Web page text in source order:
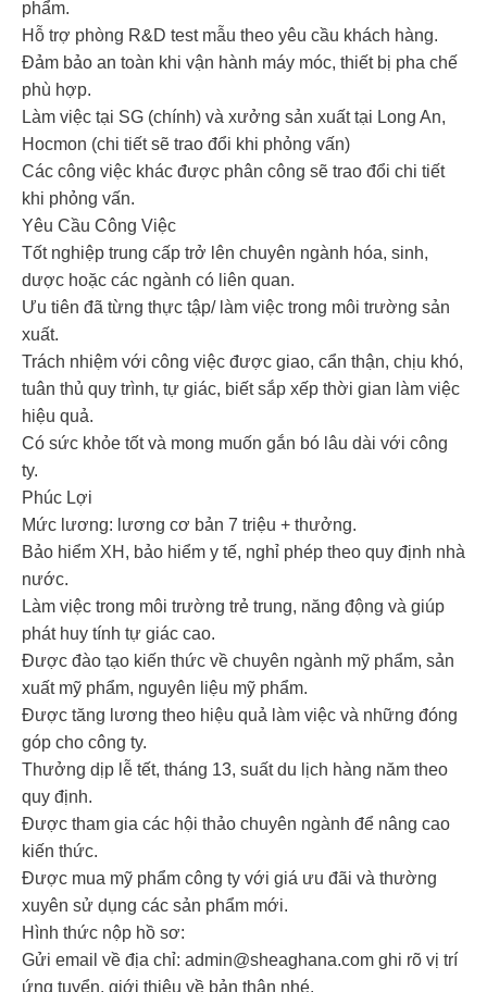
phẩm.
Hỗ trợ phòng R&D test mẫu theo yêu cầu khách hàng.
Đảm bảo an toàn khi vận hành máy móc, thiết bị pha chế
phù hợp.
Làm việc tại SG (chính) và xưởng sản xuất tại Long An,
Hocmon (chi tiết sẽ trao đổi khi phỏng vấn)
Các công việc khác được phân công sẽ trao đổi chi tiết
khi phỏng vấn.
Yêu Cầu Công Việc
Tốt nghiệp trung cấp trở lên chuyên ngành hóa, sinh,
dược hoặc các ngành có liên quan.
Ưu tiên đã từng thực tập/ làm việc trong môi trường sản
xuất.
Trách nhiệm với công việc được giao, cẩn thận, chịu khó,
tuân thủ quy trình, tự giác, biết sắp xếp thời gian làm việc
hiệu quả.
Có sức khỏe tốt và mong muốn gắn bó lâu dài với công
ty.
Phúc Lợi
Mức lương: lương cơ bản 7 triệu + thưởng.
Bảo hiểm XH, bảo hiểm y tế, nghỉ phép theo quy định nhà
nước.
Làm việc trong môi trường trẻ trung, năng động và giúp
phát huy tính tự giác cao.
Được đào tạo kiến thức về chuyên ngành mỹ phẩm, sản
xuất mỹ phẩm, nguyên liệu mỹ phẩm.
Được tăng lương theo hiệu quả làm việc và những đóng
góp cho công ty.
Thưởng dịp lễ tết, tháng 13, suất du lịch hàng năm theo
quy định.
Được tham gia các hội thảo chuyên ngành để nâng cao
kiến thức.
Được mua mỹ phẩm công ty với giá ưu đãi và thường
xuyên sử dụng các sản phẩm mới.
Hình thức nộp hồ sơ:
Gửi email về địa chỉ: admin@sheaghana.com ghi rõ vị trí
ứng tuyển, giới thiệu về bản thân nhé.